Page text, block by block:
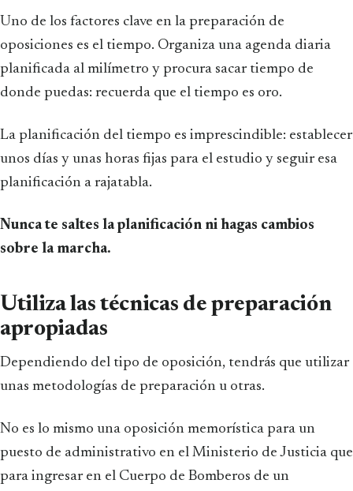
Uno de los factores clave en la preparación de
oposiciones es el tiempo. Organiza una agenda diaria
planificada al milímetro y procura sacar tiempo de
donde puedas: recuerda que el tiempo es oro.
La planificación del tiempo es imprescindible: establecer
unos días y unas horas fijas para el estudio y seguir esa
planificación a rajatabla.
Nunca te saltes la planificación ni hagas cambios
sobre la marcha.
Utiliza las técnicas de preparación
apropiadas
Dependiendo del tipo de oposición, tendrás que utilizar
unas metodologías de preparación u otras.
No es lo mismo una oposición memorística para un
puesto de administrativo en el Ministerio de Justicia que
para ingresar en el Cuerpo de Bomberos de un